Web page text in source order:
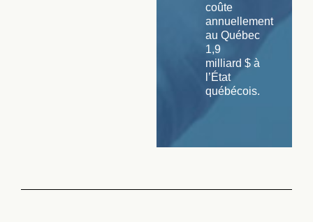
coûte
annuellement
au Québec
1,9
milliard $ à
l’État
québécois.